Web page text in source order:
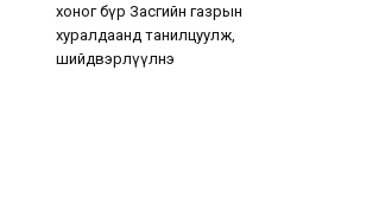
хоног бүр Засгийн газрын
хуралдаанд танилцуулж,
шийдвэрлүүлнэ